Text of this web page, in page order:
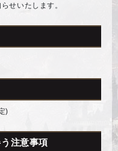
せいたします。
)
注意事項